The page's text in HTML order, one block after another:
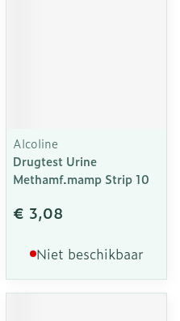
Alcoline
Drugtest Urine
Methamf.mamp Strip 10
€ 3,08
Niet beschikbaar